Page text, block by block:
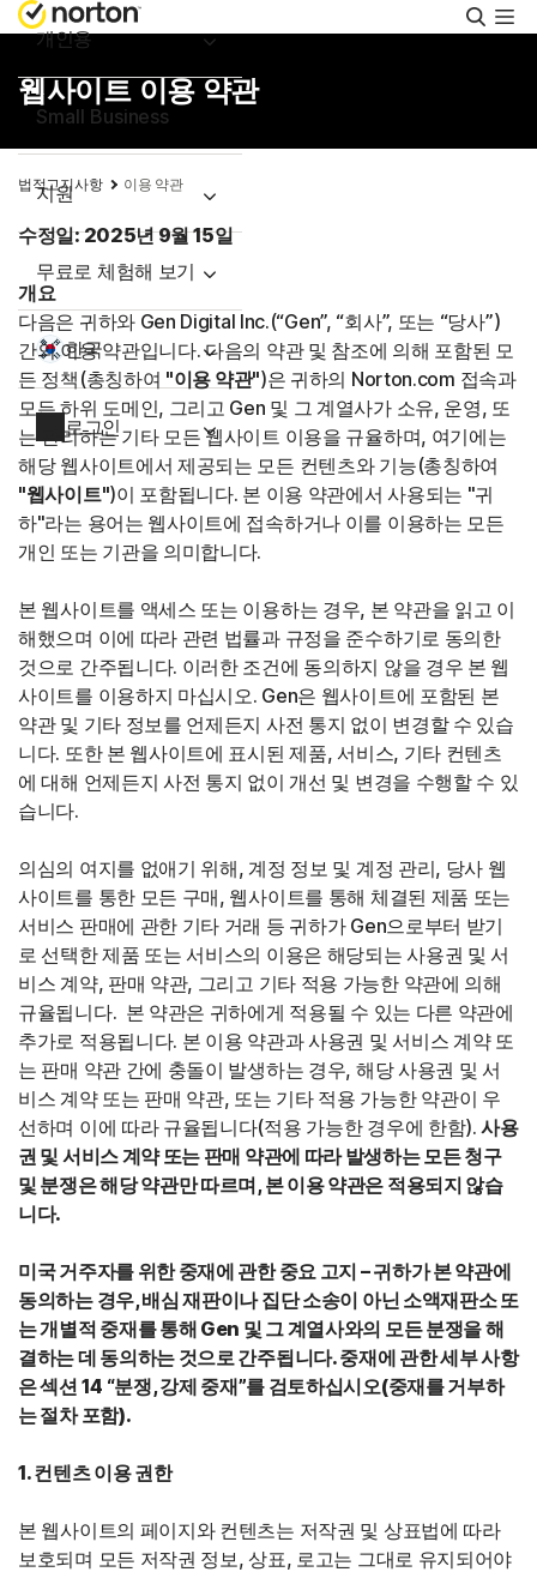
검
색
개인용
Small Business
지원
무료로 체험해 보기
한국
로그인
웹사이트 이용 약관
법적고지사항 이용 약관
수정일: 2025년 9월 15일
개요
다음은 귀하와 Gen Digital Inc.(“Gen”, “회사”, 또는 “당사”)
간의 이용 약관입니다. 다음의 약관 및 참조에 의해 포함된 모
든 정책(총칭하여 "이용 약관")은 귀하의 Norton.com 접속과
모든 하위 도메인, 그리고 Gen 및 그 계열사가 소유, 운영, 또
는 관리하는 기타 모든 웹사이트 이용을 규율하며, 여기에는
해당 웹사이트에서 제공되는 모든 컨텐츠와 기능(총칭하여
"웹사이트")이 포함됩니다. 본 이용 약관에서 사용되는 "귀
하"라는 용어는 웹사이트에 접속하거나 이를 이용하는 모든
개인 또는 기관을 의미합니다.
본 웹사이트를 액세스 또는 이용하는 경우, 본 약관을 읽고 이
해했으며 이에 따라 관련 법률과 규정을 준수하기로 동의한
것으로 간주됩니다. 이러한 조건에 동의하지 않을 경우 본 웹
사이트를 이용하지 마십시오. Gen은 웹사이트에 포함된 본
약관 및 기타 정보를 언제든지 사전 통지 없이 변경할 수 있습
니다. 또한 본 웹사이트에 표시된 제품, 서비스, 기타 컨텐츠
에 대해 언제든지 사전 통지 없이 개선 및 변경을 수행할 수 있
습니다.
의심의 여지를 없애기 위해, 계정 정보 및 계정 관리, 당사 웹
사이트를 통한 모든 구매, 웹사이트를 통해 체결된 제품 또는
서비스 판매에 관한 기타 거래 등 귀하가 Gen으로부터 받기
로 선택한 제품 또는 서비스의 이용은 해당되는 사용권 및 서
비스 계약, 판매 약관, 그리고 기타 적용 가능한 약관에 의해
규율됩니다. 본 약관은 귀하에게 적용될 수 있는 다른 약관에
추가로 적용됩니다. 본 이용 약관과 사용권 및 서비스 계약 또
는 판매 약관 간에 충돌이 발생하는 경우, 해당 사용권 및 서
비스 계약 또는 판매 약관, 또는 기타 적용 가능한 약관이 우
선하며 이에 따라 규율됩니다(적용 가능한 경우에 한함).사용
권 및 서비스 계약 또는 판매 약관에 따라 발생하는 모든 청구
및 분쟁은 해당 약관만 따르며, 본 이용 약관은 적용되지 않습
니다.
미국 거주자를 위한 중재에 관한 중요 고지 – 귀하가 본 약관에
동의하는 경우, 배심 재판이나 집단 소송이 아닌 소액재판소 또
는 개별적 중재를 통해 Gen 및 그 계열사와의 모든 분쟁을 해
결하는 데 동의하는 것으로 간주됩니다. 중재에 관한 세부 사항
은 섹션 14 “분쟁, 강제 중재”를 검토하십시오(중재를 거부하
는 절차 포함).
1. 컨텐츠 이용 권한
본 웹사이트의 페이지와 컨텐츠는 저작권 및 상표법에 따라
보호되며 모든 저작권 정보, 상표, 로고는 그대로 유지되어야